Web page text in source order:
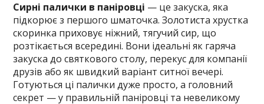
Сирні палички в паніровці — це закуска, яка
підкорює з першого шматочка. Золотиста хрустка
скоринка приховує ніжний, тягучий сир, що
розтікається всередині. Вони ідеальні як гаряча
закуска до святкового столу, перекус для компанії
друзів або як швидкий варіант ситної вечері.
Готуються ці палички дуже просто, а головний
секрет — у правильній паніровці та невеликому